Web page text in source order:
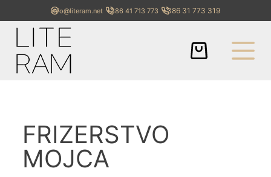
info@literam.net +386 41 713 773 +386 31 773 319
FRIZERSTVO
MOJCA